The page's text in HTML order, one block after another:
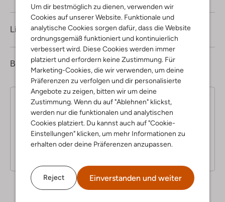
Um dir bestmöglich zu dienen, verwenden wir
Cookies auf unserer Website. Funktionale und
analytische Cookies sorgen dafür, dass die Website
ordnungsgemäß funktioniert und kontinuierlich
verbessert wird. Diese Cookies werden immer
platziert und erfordern keine Zustimmung. Für
Marketing-Cookies, die wir verwenden, um deine
Präferenzen zu verfolgen und dir personalisierte
Angebote zu zeigen, bitten wir um deine
Zustimmung. Wenn du auf "Ablehnen" klickst,
werden nur die funktionalen und analytischen
Cookies platziert. Du kannst auch auf "Cookie-
Einstellungen" klicken, um mehr Informationen zu
erhalten oder deine Präferenzen anzupassen.
Reject Einverstanden und weiter
Bewertungen (1) 1
5
Sterne
Lieferung & Rückgabe
(5)
14 September 2022
von Anke
Frau
Größe 38, Super bequem ! Die Marke Maruti kaufe ich